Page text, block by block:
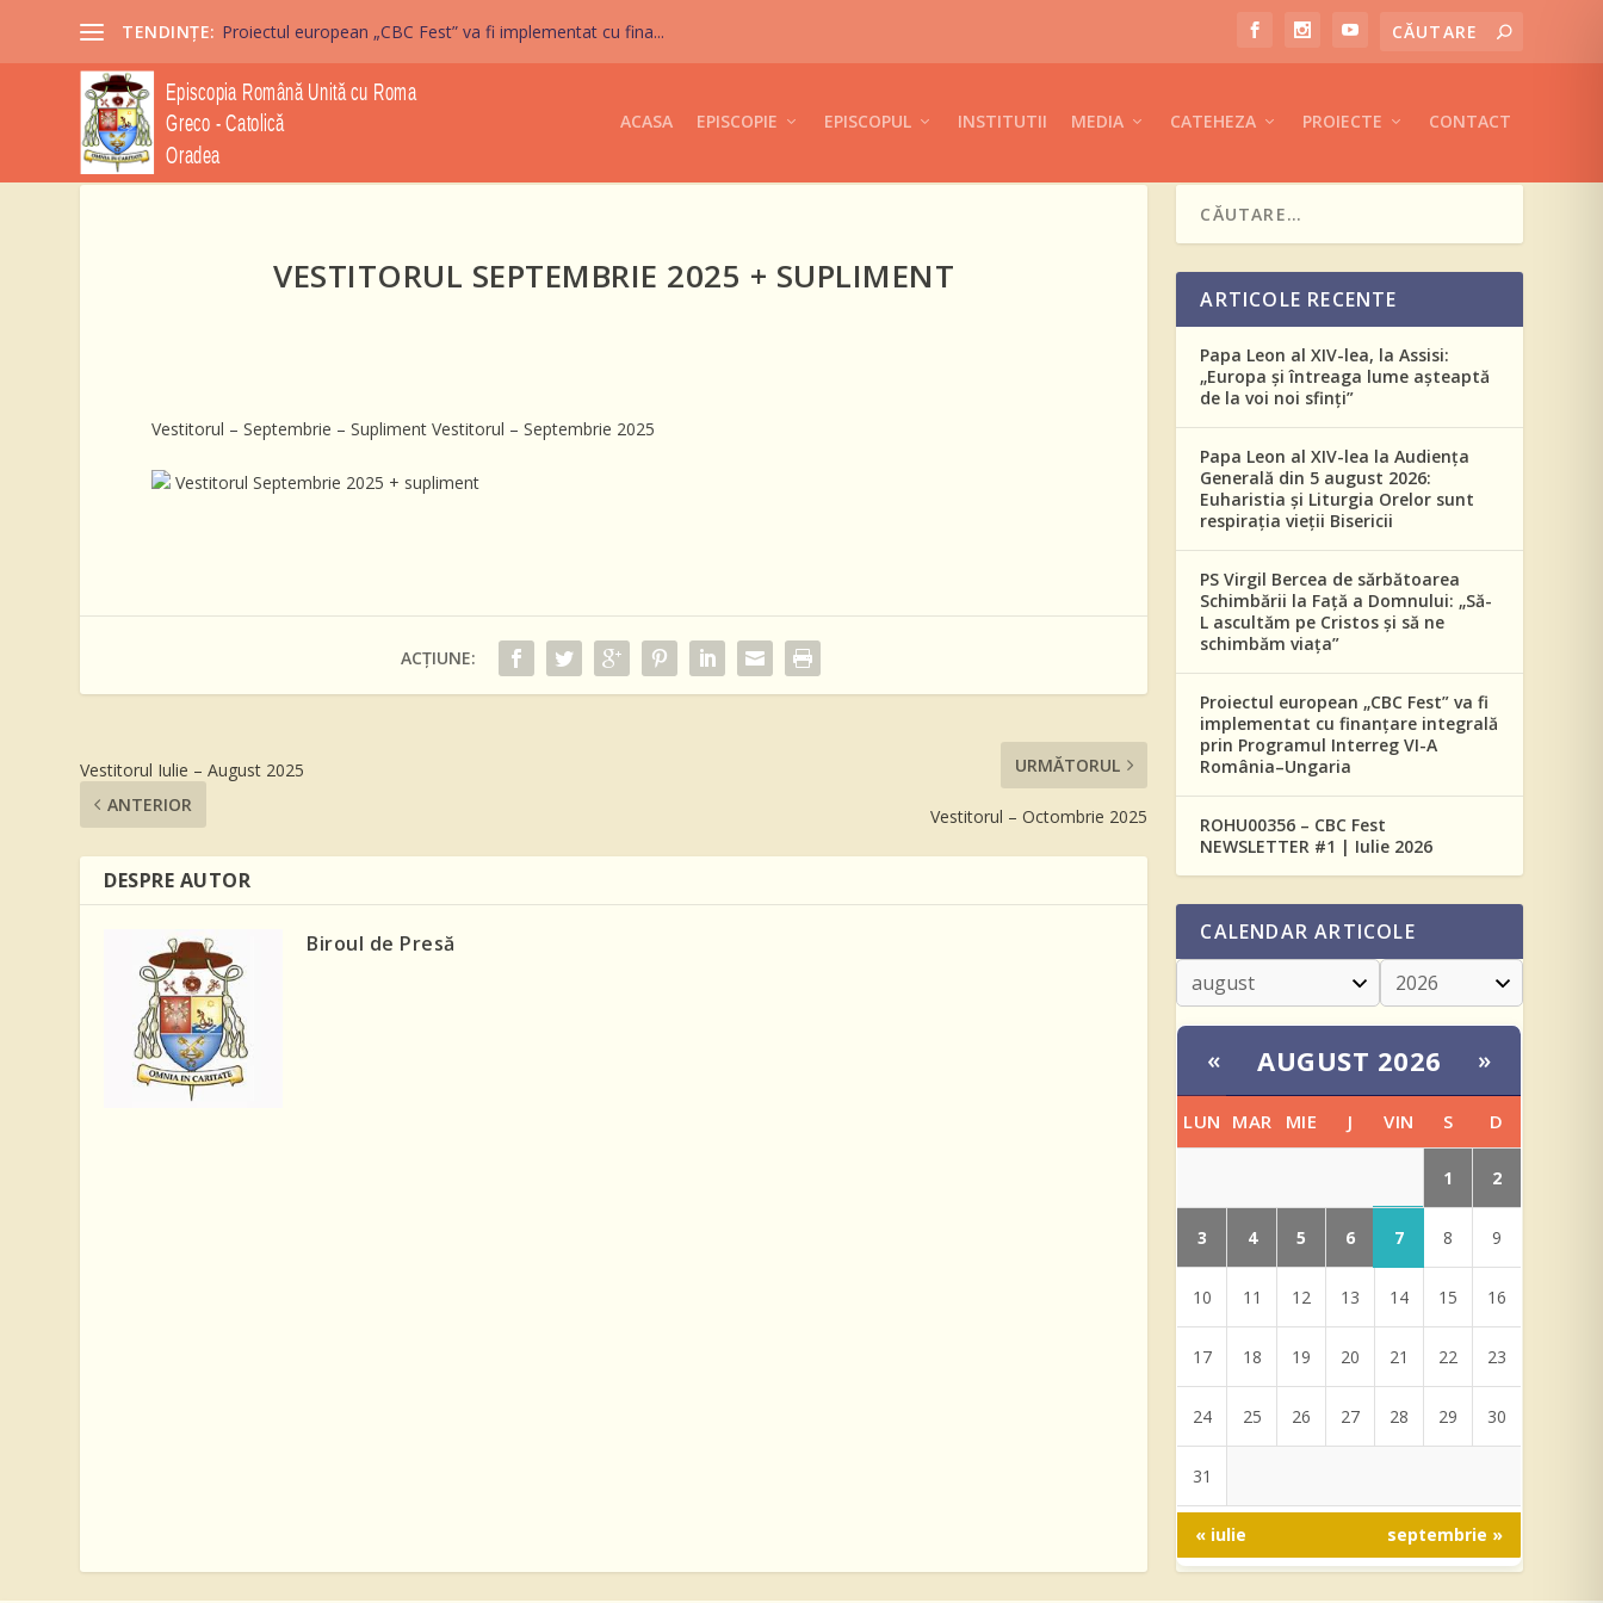
TENDINȚE: Proiectul european „CBC Fest” va fi implementat cu fina...
ACASA EPISCOPIE EPISCOPUL INSTITUTII MEDIA CATEHEZA PROIECTE CONTACT
VESTITORUL SEPTEMBRIE 2025 + SUPLIMENT
Vestitorul – Septembrie – Supliment Vestitorul – Septembrie 2025
Vestitorul Septembrie 2025 + supliment
ACȚIUNE:
Vestitorul Iulie – August 2025
ANTERIOR
URMĂTORUL
Vestitorul – Octombrie 2025
DESPRE AUTOR
Biroul de Presă
ARTICOLE RECENTE
Papa Leon al XIV-lea, la Assisi:
„Europa și întreaga lume așteaptă
de la voi noi sfinți”
Papa Leon al XIV-lea la Audiența
Generală din 5 august 2026:
Euharistia și Liturgia Orelor sunt
respirația vieții Bisericii
PS Virgil Bercea de sărbătoarea
Schimbării la Față a Domnului: „Să-
L ascultăm pe Cristos și să ne
schimbăm viața”
Proiectul european „CBC Fest” va fi
implementat cu finanțare integrală
prin Programul Interreg VI-A
România–Ungaria
ROHU00356 – CBC Fest
NEWSLETTER #1 | Iulie 2026
CALENDAR ARTICOLE
« AUGUST 2026 »
LUN MAR MIE J VIN S D
1 2
3 4 5 6 7 8 9
10 11 12 13 14 15 16
17 18 19 20 21 22 23
24 25 26 27 28 29 30
31
« iulie septembrie »